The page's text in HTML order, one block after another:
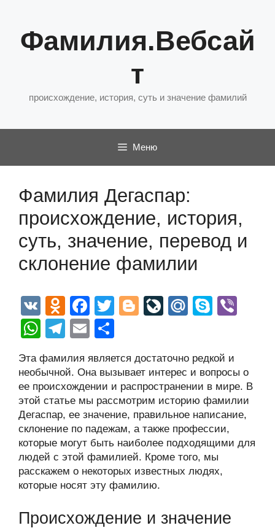
содержимому
Фамилия.Вебсай
т
происхождение, история, суть и значение фамилий
Меню
Фамилия Дегаспар:
происхождение, история,
суть, значение, перевод и
склонение фамилии
V
K
O
d
n
o
kl
a
ss
ni
ki
F
a
c
e
b
o
o
k
T
er
Bl
g
er
Li
J
o
ur
n
al
M
u
S
e
W
at
s
A
p
p
T
e
gr
a
m
E
ail р
а
в
и
ть
Эта фамилия является достаточно редкой и
необычной. Она вызывает интерес и вопросы о
ее происхождении и распространении в мире. В
этой статье мы рассмотрим историю фамилии
Дегаспар, ее значение, правильное написание,
склонение по падежам, а также профессии,
которые могут быть наиболее подходящими для
людей с этой фамилией. Кроме того, мы
расскажем о некоторых известных людях,
которые носят эту фамилию.
Происхождение и значение